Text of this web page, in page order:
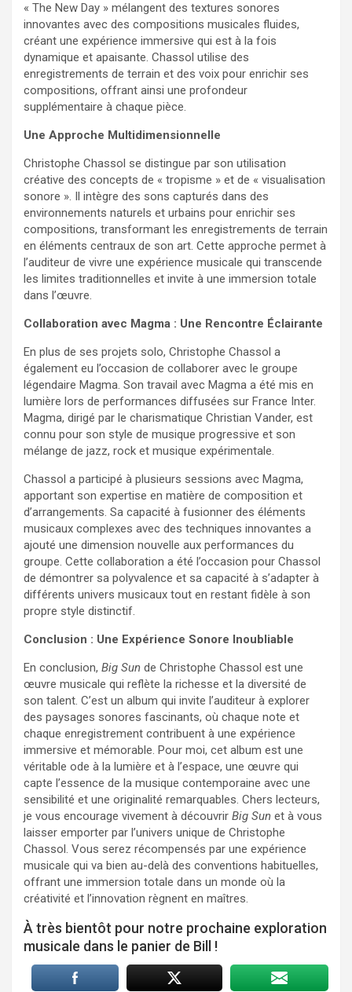
« The New Day » mélangent des textures sonores
innovantes avec des compositions musicales fluides,
créant une expérience immersive qui est à la fois
dynamique et apaisante. Chassol utilise des
enregistrements de terrain et des voix pour enrichir ses
compositions, offrant ainsi une profondeur
supplémentaire à chaque pièce.
Une Approche Multidimensionnelle
Christophe Chassol se distingue par son utilisation
créative des concepts de « tropisme » et de « visualisation
sonore ». Il intègre des sons capturés dans des
environnements naturels et urbains pour enrichir ses
compositions, transformant les enregistrements de terrain
en éléments centraux de son art. Cette approche permet à
l’auditeur de vivre une expérience musicale qui transcende
les limites traditionnelles et invite à une immersion totale
dans l’œuvre.
Collaboration avec Magma : Une Rencontre Éclairante
En plus de ses projets solo, Christophe Chassol a
également eu l’occasion de collaborer avec le groupe
légendaire Magma. Son travail avec Magma a été mis en
lumière lors de performances diffusées sur France Inter.
Magma, dirigé par le charismatique Christian Vander, est
connu pour son style de musique progressive et son
mélange de jazz, rock et musique expérimentale.
Chassol a participé à plusieurs sessions avec Magma,
apportant son expertise en matière de composition et
d’arrangements. Sa capacité à fusionner des éléments
musicaux complexes avec des techniques innovantes a
ajouté une dimension nouvelle aux performances du
groupe. Cette collaboration a été l’occasion pour Chassol
de démontrer sa polyvalence et sa capacité à s’adapter à
différents univers musicaux tout en restant fidèle à son
propre style distinctif.
Conclusion : Une Expérience Sonore Inoubliable
En conclusion, Big Sun de Christophe Chassol est une
œuvre musicale qui reflète la richesse et la diversité de
son talent. C’est un album qui invite l’auditeur à explorer
des paysages sonores fascinants, où chaque note et
chaque enregistrement contribuent à une expérience
immersive et mémorable. Pour moi, cet album est une
véritable ode à la lumière et à l’espace, une œuvre qui
capte l’essence de la musique contemporaine avec une
sensibilité et une originalité remarquables. Chers lecteurs,
je vous encourage vivement à découvrir Big Sun et à vous
laisser emporter par l’univers unique de Christophe
Chassol. Vous serez récompensés par une expérience
musicale qui va bien au-delà des conventions habituelles,
offrant une immersion totale dans un monde où la
créativité et l’innovation règnent en maîtres.
À très bientôt pour notre prochaine exploration
musicale dans le panier de Bill !